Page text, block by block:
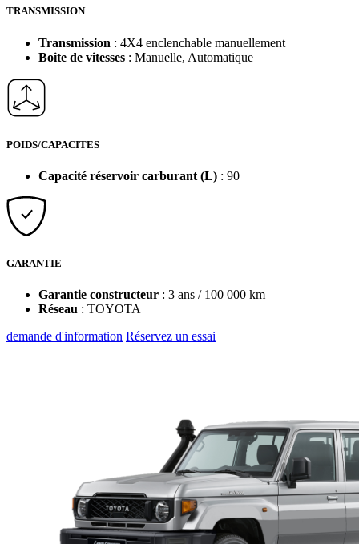
TRANSMISSION
Transmission : 4X4 enclenchable manuellement
Boite de vitesses : Manuelle, Automatique
POIDS/CAPACITES
Capacité réservoir carburant (L) : 90
GARANTIE
Garantie constructeur : 3 ans / 100 000 km
Réseau : TOYOTA
demande d'information Réservez un essai